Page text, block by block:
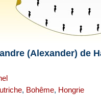
(Alexander) de
, Bohême, Hongrie